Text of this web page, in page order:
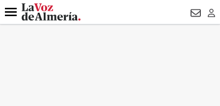
DESTACADO DRON UDA
Menú